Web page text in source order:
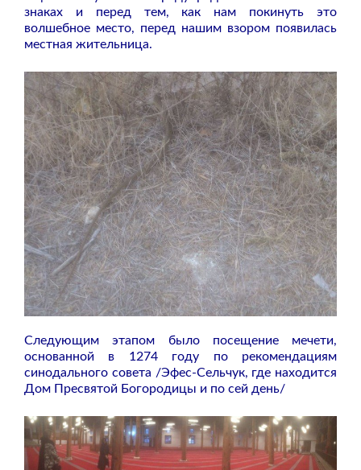
знаках и перед тем, как нам покинуть это
волшебное место, перед нашим взором появилась
местная жительница.
Следующим этапом было посещение мечети,
основанной в 1274 году по рекомендациям
синодального совета /Эфес-Сельчук, где находится
Дом Пресвятой Богородицы и по сей день/